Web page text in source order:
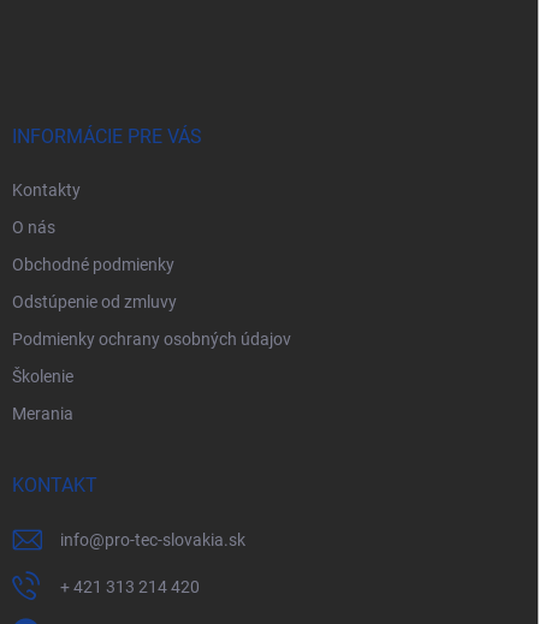
INFORMÁCIE PRE VÁS
Kontakty
O nás
Obchodné podmienky
Odstúpenie od zmluvy
Podmienky ochrany osobných údajov
Školenie
Merania
KONTAKT
info@pro-tec-slovakia.sk
+ 421 313 214 420